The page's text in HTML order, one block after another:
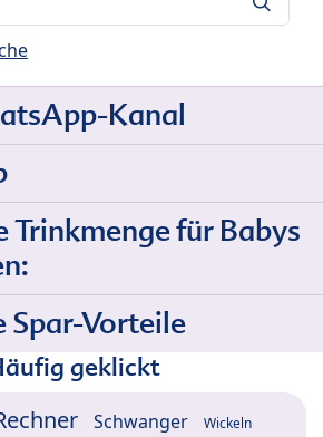
Kanal
Trinkmenge für Babys
Spar-Vorteile
geklickt
Schwanger Wickeln